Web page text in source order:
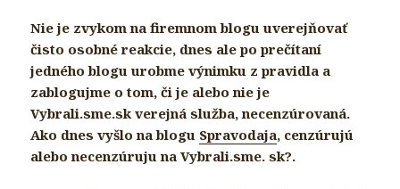
Nie je zvykom na firemnom blogu uverejňovať
čisto osobné reakcie, dnes ale po prečítaní
jedného blogu urobme výnimku z pravidla a
zablogujme o tom, či je alebo nie je
Vybrali.sme.sk verejná služba, necenzúrovaná.
Ako dnes vyšlo na blogu Spravodaja, cenzúrujú
alebo necenzúruju na Vybrali.sme. sk?.